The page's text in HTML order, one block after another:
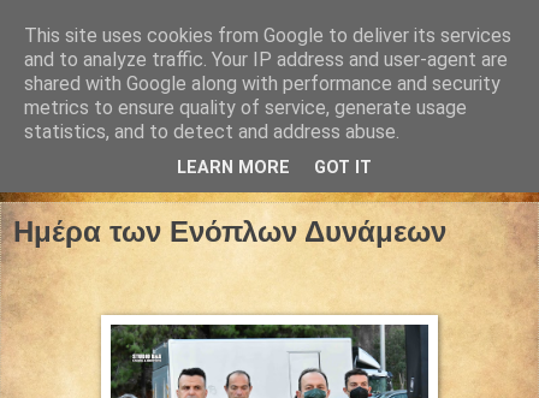
15 Νοεμβρίου 2022
Ημέρα των Ενόπλων Δυνάμεων
This site uses cookies from Google to deliver its services
and to analyze traffic. Your IP address and user-agent are
shared with Google along with performance and security
metrics to ensure quality of service, generate usage
statistics, and to detect and address abuse.
LEARN MORE GOT IT